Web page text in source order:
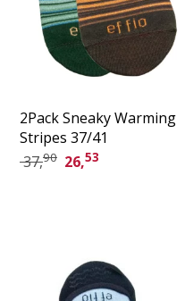
2Pack Sneaky Warming
Stripes 37/41
37,90 26,53